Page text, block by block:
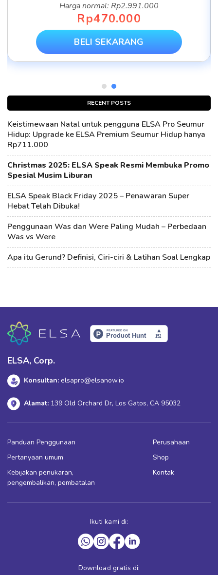
RECENT POSTS
Keistimewaan Natal untuk pengguna ELSA Pro Seumur
Hidup: Upgrade ke ELSA Premium Seumur Hidup hanya
Rp711.000
Christmas 2025: ELSA Speak Resmi Membuka Promo
Spesial Musim Liburan
ELSA Speak Black Friday 2025 – Penawaran Super
Hebat Telah Dibuka!
Penggunaan Was dan Were Paling Mudah – Perbedaan
Was vs Were
Apa itu Gerund? Definisi, Ciri-ciri & Latihan Soal Lengkap
Harga normal: Rp2.991.000
Rp470.000
BELI SEKARANG
ELSA, Corp.
Konsultan: elsapro@elsanow.io
Alamat: 139 Old Orchard Dr, Los Gatos, CA 95032
Panduan Penggunaan
Pertanyaan umum
Kebijakan penukaran,
pengembalikan, pembatalan
Perusahaan
Shop
Kontak
Ikuti kami di:
Download gratis di: